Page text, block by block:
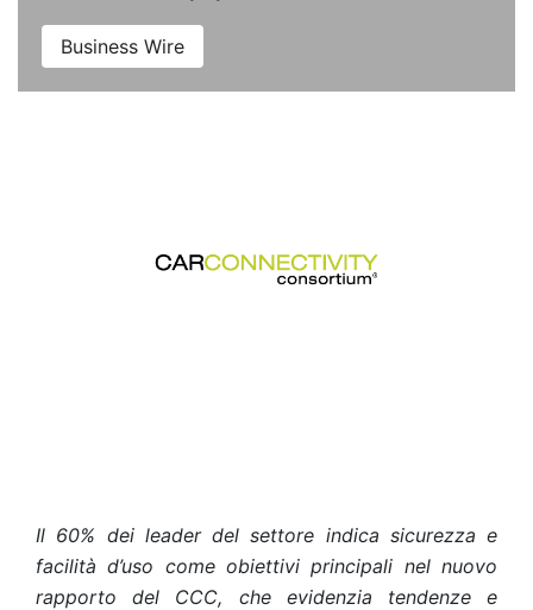
Business Wire
Il 60% dei leader del settore indica sicurezza e
facilità d’uso come obiettivi principali nel nuovo
rapporto del CCC, che evidenzia tendenze e